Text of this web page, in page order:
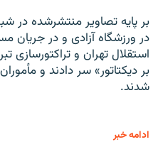
بر پایه تصاویر منتشرشده در
در ورزشگاه آزادی و در جریان
استقلال تهران و تراکتورسازی
بر دیکتاتور» سر دادند و
شدند.
ادامه خبر